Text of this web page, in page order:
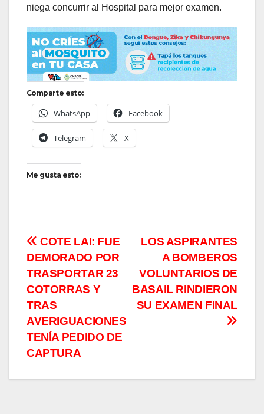
niega concurrir al Hospital para mejor examen.
Comparte esto:
WhatsApp Facebook
Telegram X
Me gusta esto:
Navegación
de
entradas
LOS ASPIRANTES
A BOMBEROS
VOLUNTARIOS DE
BASAIL RINDIERON
SU EXAMEN FINAL
COTE LAI: FUE
DEMORADO POR
TRASPORTAR 23
COTORRAS Y
TRAS
AVERIGUACIONES
TENÍA PEDIDO DE
CAPTURA